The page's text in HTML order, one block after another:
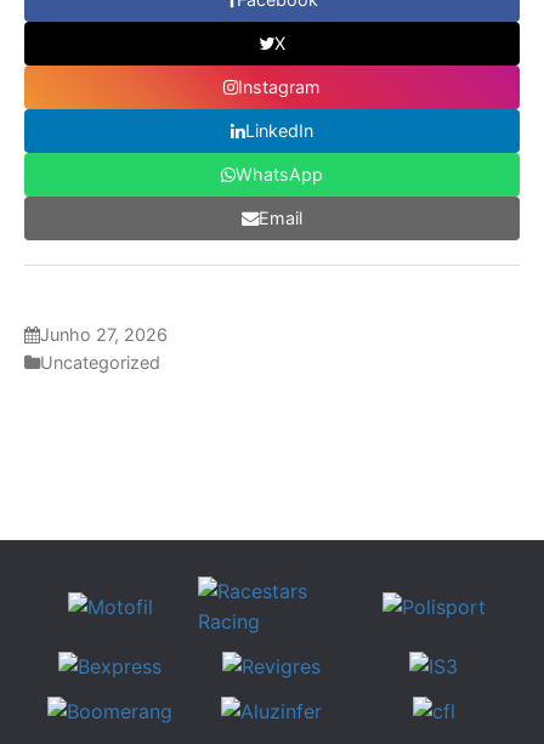
X
Instagram
LinkedIn
WhatsApp
Email
Junho 27, 2026
Uncategorized